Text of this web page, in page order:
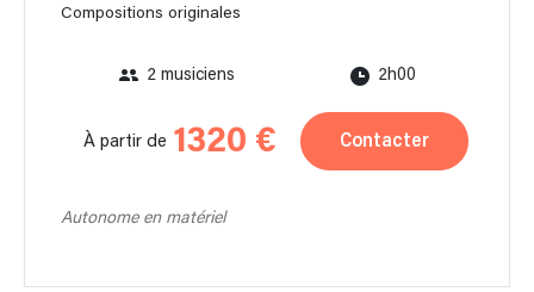
Compositions originales
2 musiciens 2h00
À partir de 1320 € Contacter
Autonome en matériel